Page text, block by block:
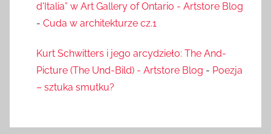
d'Italia” w Art Gallery of Ontario - Artstore Blog
- Cuda w architekturze cz.1
Kurt Schwitters i jego arcydzieło: The And-
Picture (The Und-Bild) - Artstore Blog - Poezja
– sztuka smutku?